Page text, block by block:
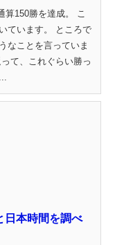
算150勝を達成。 こ
ています。 ところで
なことを言っていま
て、これぐらい勝っ
日本時間を調べ